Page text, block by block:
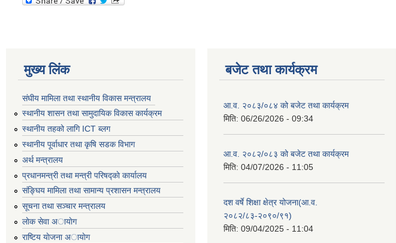
मुख्य लिंक
संघीय मामिला तथा स्थानीय विकास मन्त्रालय
स्थानीय शासन तथा सामुदायिक विकास कार्यक्रम
स्थानीय तहको लागि ICT ब्लग
स्थानीय पूर्वाधार तथा कृषि सडक विभाग
अर्थ मन्त्रालय
प्रधानमन्त्री तथा मन्त्री परिषद्काे कार्यालय
संङ्घिय मामिला तथा सामान्य प्रशासन मन्त्रालय
सूचना तथा सञ्चार मन्त्रालय
लाेक सेवा अायाेग
राष्टिय याेजना अायाेग
बजेट तथा कार्यक्रम
आ.व. २०८३/०८४ को बजेट तथा कार्यक्रम
मिति: 06/26/2026 - 09:34
आ.व. २०८२/०८३ को बजेट तथा कार्यक्रम
मिति: 04/07/2026 - 11:05
दश वर्षे शिक्षा क्षेत्र योजना(आ.व.
२०८२/८३-२०९०/९१)
मिति: 09/04/2025 - 11:04